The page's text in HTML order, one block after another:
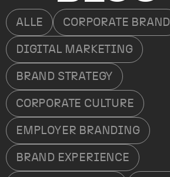
ALLE CORPORATE BRAND
DIGITAL MARKETING
BRAND STRATEGY
CORPORATE CULTURE
EMPLOYER BRANDING
BRAND EXPERIENCE